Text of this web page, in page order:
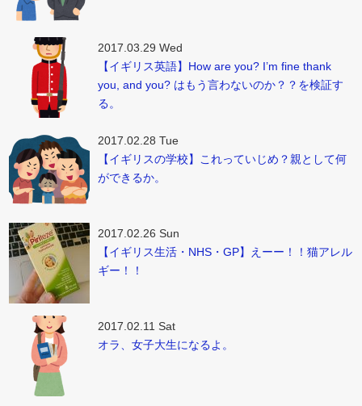
2017.03.29 Wed
【イギリス英語】How are you? I’m fine thank
you, and you? はもう言わないのか？？を検証す
る。
2017.02.28 Tue
【イギリスの学校】これっていじめ？親として何
ができるか。
2017.02.26 Sun
【イギリス生活・NHS・GP】えーー！！猫アレル
ギー！！
2017.02.11 Sat
オラ、女子大生になるよ。